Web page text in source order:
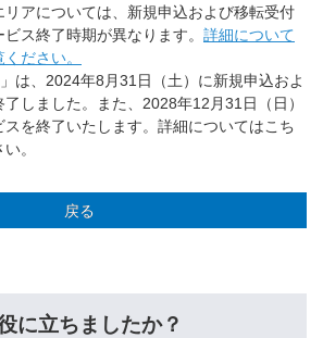
リアについては、新規申込および移転受付
ス終了時期が異なります。 詳細について
ださい。
は、2024年8月31日（土）に新規申込およ
しました。また、2028年12月31日（日）
スを終了いたします。詳細についてはこち
。
戻る
に立ちましたか？